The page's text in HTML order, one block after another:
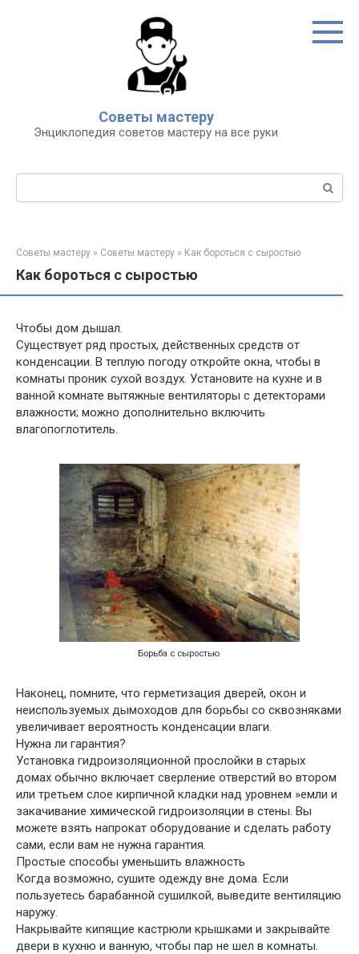
Советы мастеру
Энциклопедия советов мастеру на все руки
Поиск:
Советы мастеру » Советы мастеру » Как бороться с сыростью
Как бороться с сыростью
Чтобы дом дышал.
Существует ряд простых, действенных средств от
конденсации. В теплую погоду откройте окна, чтобы в
комнаты проник сухой воздух. Установите на кухне и в
ванной комнате вытяжные вентиляторы с детекторами
влажности; можно дополнительно включить
влагопоглотитель.
Борьба с сыростью.
Наконец, помните, что герметизация дверей, окон и
неиспользуемых дымоходов для борьбы со сквозняками
увеличивает вероятность конденсации влаги.
Нужна ли гарантия?
Установка гидроизоляционной прослойки в старых
домах обычно включает сверление отверстий во втором
или третьем слое кирпичной кладки над уровнем »емли и
закачивание химической гидроизоляции в стены. Вы
можете взять напрокат оборудование и сделать работу
сами, если вам не нужна гарантия.
Простые способы уменьшить влажность
Когда возможно, сушите одежду вне дома. Если
пользуетесь барабанной сушилкой, выведите вентиляцию
наружу.
Накрывайте кипящие кастрюли крышками и закрывайте
двери в кухню и ванную, чтобы пар не шел в комнаты.